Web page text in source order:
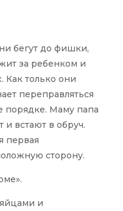
бегут до фишки,
за ребенком и
Как только они
переправляться
порядке. Маму папа
и встают в обруч.
первая
сторону.
и